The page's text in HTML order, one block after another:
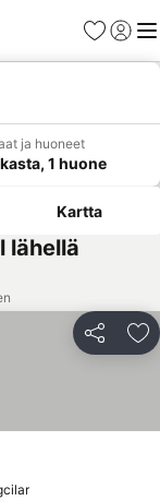
Suosikit
ja huoneet
1 huone
Kartta
lähellä
Jaa